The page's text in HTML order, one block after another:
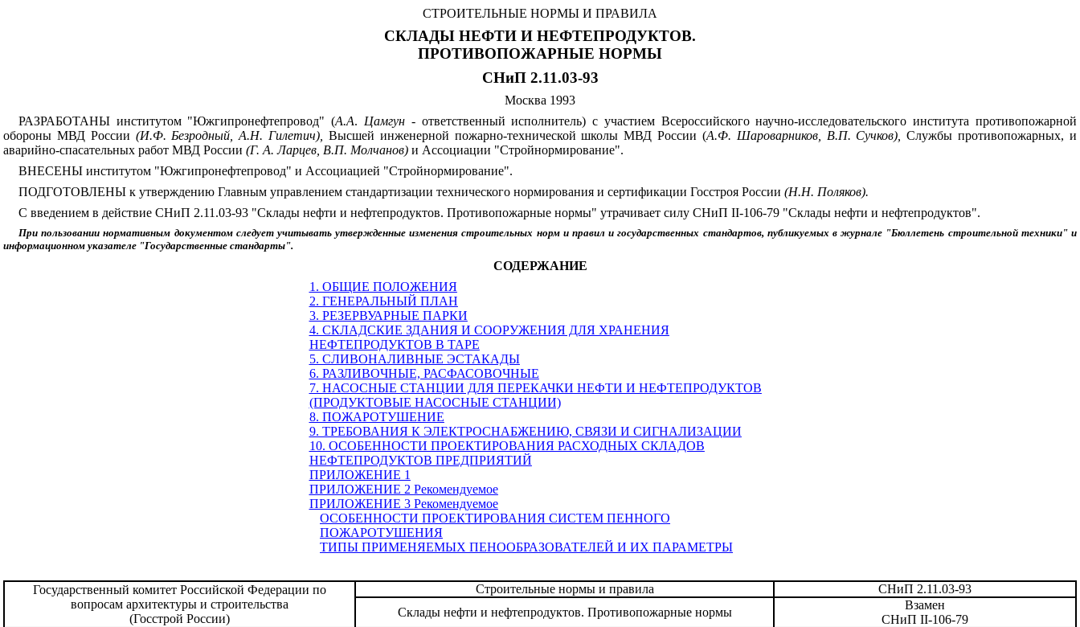
СТРОИТЕЛЬНЫЕ НОРМЫ И ПРАВИЛА
СКЛАДЫ НЕФТИ И НЕФТЕПРОДУКТОВ.
ПРОТИВОПОЖАРНЫЕ НОРМЫ
СНиП 2.11.03-93
Москва 1993
РАЗРАБОТАНЫ институтом "Южгипронефтепровод" (А.А. Цамгун -ответственный исполнитель) с участием Всероссийского научно-исследовательского института противопожарной
обороны МВД России (И.Ф. Безродный, А.Н. Гилетич), Высшей инженерной пожарно-технической школы МВД России (А.Ф. Шароварников, В.П. Сучков),
Службы противопожарных, и
аварийно-спасательных работ МВД России (Г. А. Ларцев, В.П. Молчанов) и Ассоциации "Стройнормирование".
ВНЕСЕНЫ институтом "Южгипронефтепровод" и Ассоциацией "Стройнормирование".
ПОДГОТОВЛЕНЫ к утверждению Главным управлением стандартизации технического нормирования и сертификации Госстроя России (Н.Н. Поляков).
С введением в действие СНиП 2.11.03-93 "Склады нефти и нефтепродуктов. Противопожарные нормы" утрачивает силу СНиП II-106-79"Склады нефти и нефтепродуктов".
При пользовании нормативным документом следует учитывать утвержденные изменения строительных норм и правил и государственных стандартов, публикуемых в журнале "Бюллетень строительной техники" и
информационном указателе "Государственные стандарты".
СОДЕРЖАНИЕ
1. ОБЩИЕ ПОЛОЖЕНИЯ
2. ГЕНЕРАЛЬНЫЙ ПЛАН
3. РЕЗЕРВУАРНЫЕ ПАРКИ
4. СКЛАДСКИЕ ЗДАНИЯ И СООРУЖЕНИЯ ДЛЯ ХРАНЕНИЯ
НЕФТЕПРОДУКТОВ В ТАРЕ
5. СЛИВОНАЛИВНЫЕ ЭСТАКАДЫ
6. РАЗЛИВОЧНЫЕ, РАСФАСОВОЧНЫЕ
7. НАСОСНЫЕ СТАНЦИИ ДЛЯ ПЕРЕКАЧКИ НЕФТИ И НЕФТЕПРОДУКТОВ
(ПРОДУКТОВЫЕ НАСОСНЫЕ СТАНЦИИ)
8. ПОЖАРОТУШЕНИЕ
9. ТРЕБОВАНИЯ К ЭЛЕКТРОСНАБЖЕНИЮ, СВЯЗИ И СИГНАЛИЗАЦИИ
10. ОСОБЕННОСТИ ПРОЕКТИРОВАНИЯ РАСХОДНЫХ СКЛАДОВ
НЕФТЕПРОДУКТОВ ПРЕДПРИЯТИЙ
ПРИЛОЖЕНИЕ 1
ПРИЛОЖЕНИЕ 2 Рекомендуемое
ПРИЛОЖЕНИЕ 3 Рекомендуемое
ОСОБЕННОСТИ ПРОЕКТИРОВАНИЯ СИСТЕМ ПЕННОГО
ПОЖАРОТУШЕНИЯ
ТИПЫ ПРИМЕНЯЕМЫХ ПЕНООБРАЗОВАТЕЛЕЙ И ИХ ПАРАМЕТРЫ
Государственный комитет Российской Федерации по
вопросам архитектуры и строительства
(Госстрой России)
Строительные нормы и правила
СНиП 2.11.03-93
Склады нефти и нефтепродуктов. Противопожарные нормы
Взамен
СНиП II-106-79